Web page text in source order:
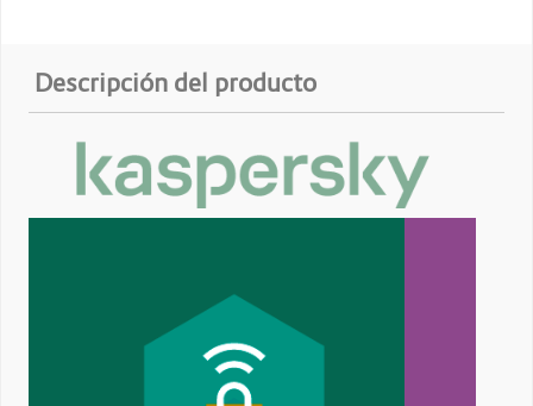
Descripción del producto